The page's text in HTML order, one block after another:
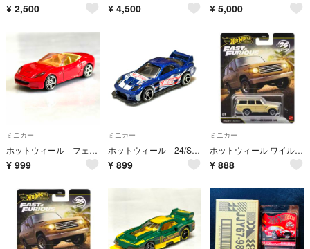
¥ 2,500 ¥ 4,500 ¥ 5,000
ミニカー
ホットウィール フェラーリ カリフォルニア (ピンクウィンドウ)
¥ 999
ミニカー
ホットウィール 24/SEVEN ミニカー
¥ 899
ミニカー
ホットウィール ワイルドスピードプレミアム トヨタ ランドクルーザー FJ60 ② ランクル
¥ 888